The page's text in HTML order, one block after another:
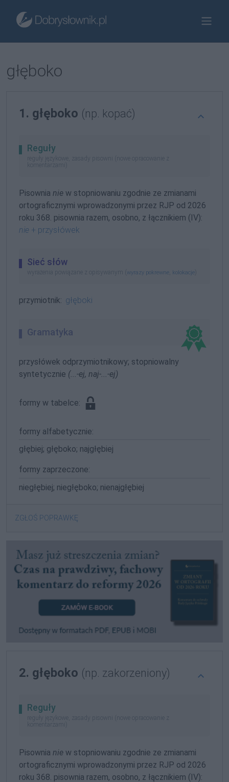
głęboko
1. głęboko (np. kopać)
Reguły
reguły językowe, zasady pisowni (nowe opracowanie z
komentarzami)
Pisownia nie w stopniowaniu zgodnie ze zmianami
ortograficznymi wprowadzonymi przez RJP od 2026
roku 368. pisownia razem, osobno, z łącznikiem (IV):
nie + przysłówek
Sieć słów
wyrażenia powiązane z opisywanym ( wyrazy pokrewne kolokacje
przymiotnik: głęboki
Gramatyka
przysłówek odprzymiotnikowy; stopniowalny
syntetycznie (...-ej, naj-...-ej)
formy w tabelce:
formy alfabetycznie:
głębiej; głęboko; najgłębiej
formy zaprzeczone:
niegłębiej; niegłęboko; nienajgłębiej
ZGŁOŚ POPRAWKĘ
2. głęboko (np. zakorzeniony)
Reguły
reguły językowe, zasady pisowni (nowe opracowanie z
komentarzami)
Pisownia nie w stopniowaniu zgodnie ze zmianami
ortograficznymi wprowadzonymi przez RJP od 2026
roku 368. pisownia razem, osobno, z łącznikiem (IV):